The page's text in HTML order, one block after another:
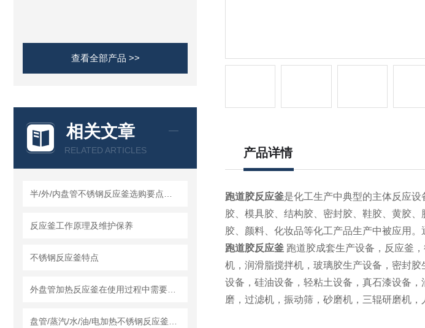
查看全部产品 >>
相关文章
RELATED ARTICLES
反应釜工作原理及维护保养
不锈钢反应釜特点
产品详情
跑道胶反应釜是化工生产中典型的主体反应
胶、模具胶、结构胶、密封胶、鞋胶、黄胶
胶、颜料、化妆品等化工产品生产中被应用
跑道胶反应釜跑道胶成套生产设备，反应釜
机，润滑脂搅拌机，玻璃胶生产设备，密封
设备，硅油设备，轻粘土设备，真石漆设备
磨，过滤机，振动筛，砂磨机，三辊研磨机，